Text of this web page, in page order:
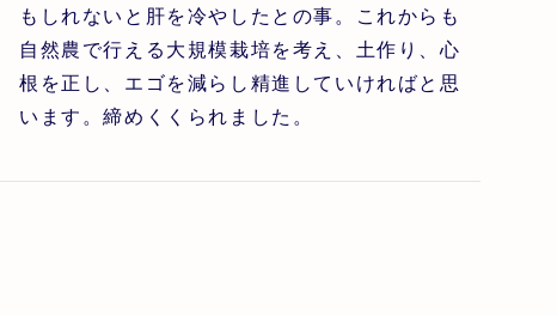
もしれないと肝を冷やしたとの事。これからも
自然農で行える大規模栽培を考え、土作り、心
根を正し、エゴを減らし精進していければと思
います。締めくくられました。